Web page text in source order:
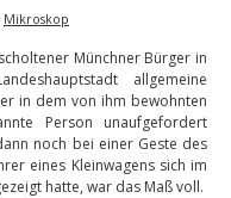
Mikroskop
Münchner Bürger in
allgemeine
in dem von ihm bewohnten
Person unaufgefordert
noch bei einer Geste des
eines Kleinwagens sich im
hatte, war das Maß voll.